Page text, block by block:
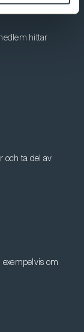
hittar
och ta del av
exempelvis om